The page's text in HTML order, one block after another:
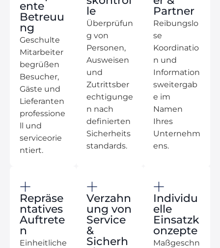
ente
Betreuu
ng
Geschulte
Mitarbeiter
begrüßen
Besucher,
Gäste und
Lieferanten
professione
ll und
serviceorie
ntiert.
le
Überprüfun
g von
Personen,
Ausweisen
und
Zutrittsber
echtigunge
n nach
definierten
Sicherheits
standards.
Partner
Reibungslo
se
Koordinatio
n und
Information
sweitergab
e im
Namen
Ihres
Unternehm
ens.
Repräse
ntatives
Auftrete
n
Einheitliche
Verzahn
ung von
Service
&
Sicherh
Individu
elle
Einsatzk
onzepte
Maßgeschn